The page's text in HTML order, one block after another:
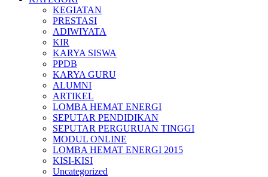
KEGIATAN
PRESTASI
ADIWIYATA
KIR
KARYA SISWA
PPDB
KARYA GURU
ALUMNI
ARTIKEL
LOMBA HEMAT ENERGI
SEPUTAR PENDIDIKAN
SEPUTAR PERGURUAN TINGGI
MODUL ONLINE
LOMBA HEMAT ENERGI 2015
KISI-KISI
Uncategorized